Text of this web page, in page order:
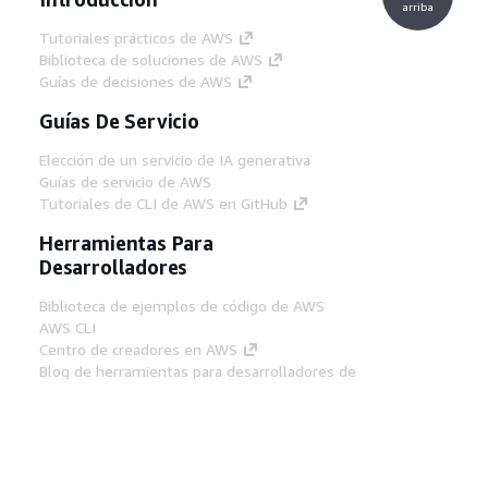
Tutoriales prácticos de AWS
Biblioteca de soluciones de AWS
Guías de decisiones de AWS
Guías De Servicio
Elección de un servicio de IA generativa
Guías de servicio de AWS
Tutoriales de CLI de AWS en GitHub
Herramientas Para
Desarrolladores
Biblioteca de ejemplos de código de AWS
AWS CLI
Centro de creadores en AWS
Blog de herramientas para desarrolladores de
arriba